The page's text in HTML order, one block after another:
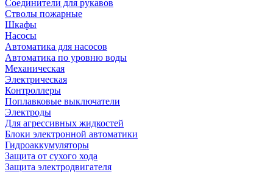
Соединители для рукавов
Стволы пожарные
Шкафы
Насосы
Автоматика для насосов
Автоматика по уровню воды
Механическая
Электрическая
Контроллеры
Поплавковые выключатели
Электроды
Для агрессивных жидкостей
Блоки электронной автоматики
Гидроаккумуляторы
Защита от сухого хода
Защита электродвигателя